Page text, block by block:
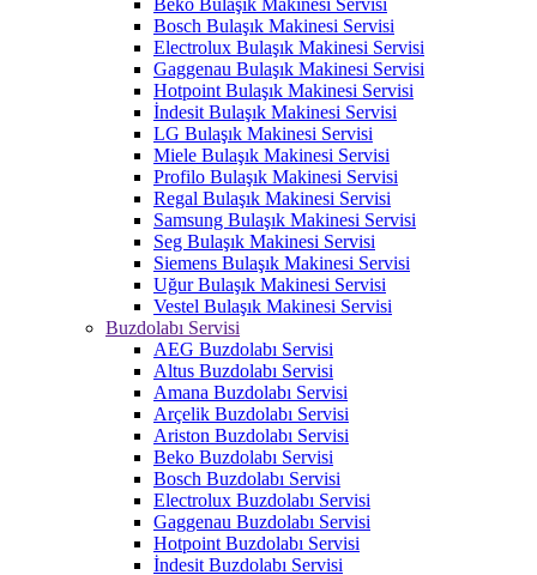
Beko Bulaşık Makinesi Servisi
Bosch Bulaşık Makinesi Servisi
Electrolux Bulaşık Makinesi Servisi
Gaggenau Bulaşık Makinesi Servisi
Hotpoint Bulaşık Makinesi Servisi
İndesit Bulaşık Makinesi Servisi
LG Bulaşık Makinesi Servisi
Miele Bulaşık Makinesi Servisi
Profilo Bulaşık Makinesi Servisi
Regal Bulaşık Makinesi Servisi
Samsung Bulaşık Makinesi Servisi
Seg Bulaşık Makinesi Servisi
Siemens Bulaşık Makinesi Servisi
Uğur Bulaşık Makinesi Servisi
Vestel Bulaşık Makinesi Servisi
Buzdolabı Servisi
AEG Buzdolabı Servisi
Altus Buzdolabı Servisi
Amana Buzdolabı Servisi
Arçelik Buzdolabı Servisi
Ariston Buzdolabı Servisi
Beko Buzdolabı Servisi
Bosch Buzdolabı Servisi
Electrolux Buzdolabı Servisi
Gaggenau Buzdolabı Servisi
Hotpoint Buzdolabı Servisi
İndesit Buzdolabı Servisi